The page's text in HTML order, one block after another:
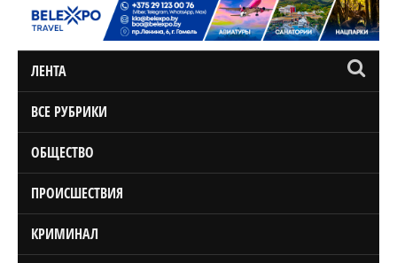
ЛЕНТА
ВСЕ РУБРИКИ
ОБЩЕСТВО
ПРОИСШЕСТВИЯ
КРИМИНАЛ